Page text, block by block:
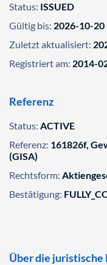
Status: ISSUED
Gültig bis: 2026-10-20
Zuletzt aktualisiert:
Registriert am: 2014-
Referenz
Status: ACTIVE
Referenz: 161826f,
(GISA)
Rechtsform:
Bestätigung:
Über die juristische